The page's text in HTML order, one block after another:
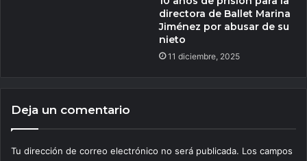
directora de Ballet Marina
Jiménez por abusar de su
nieto
11 diciembre, 2025
Deja un comentario
Tu dirección de correo electrónico no será publicada. Los campos